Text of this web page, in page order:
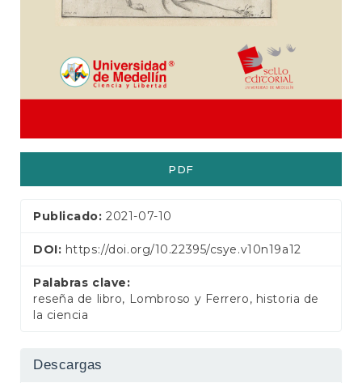
PDF
Publicado:2021-07-10
DOI: https://doi.org/10.22395/csye.v10n19a12
Palabras clave:
reseña de libro, Lombroso y Ferrero, historia de
la ciencia
Descargas